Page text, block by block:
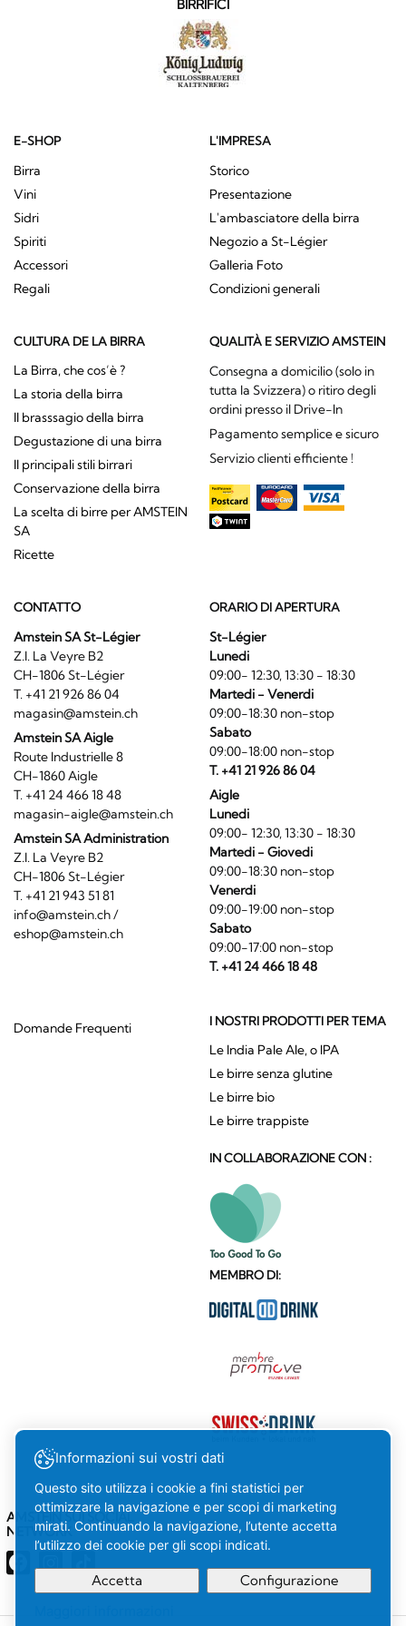
BIRRIFICI
E-SHOP
Birra
Vini
Sidri
Spiriti
Accessori
Regali
L'IMPRESA
Storico
Presentazione
L'ambasciatore della birra
Negozio a St-Légier
Galleria Foto
Condizioni generali
CULTURA DE LA BIRRA
La Birra, che cos’è ?
La storia della birra
Il brasssagio della birra
Degustazione di una birra
Il principali stili birrari
Conservazione della birra
La scelta di birre per AMSTEIN
SA
Ricette
QUALITÀ E SERVIZIO AMSTEIN
Consegna a domicilio (solo in
tutta la Svizzera) o ritiro degli
ordini presso il Drive-In
Pagamento semplice e sicuro
Servizio clienti efficiente !
CONTATTO
Amstein SA St-Légier
Z.I. La Veyre B2
CH-1806 St-Légier
T. +41 21 926 86 04
magasin@amstein.ch
Amstein SA Aigle
Route Industrielle 8
CH-1860 Aigle
T. +41 24 466 18 48
magasin-aigle@amstein.ch
Amstein SA Administration
Z.I. La Veyre B2
CH-1806 St-Légier
T. +41 21 943 51 81
info@amstein.ch/
eshop@amstein.ch
ORARIO DI APERTURA
St-Légier
Lunedi
09:00- 12:30, 13:30 - 18:30
Martedi - Venerdi
09:00-18:30 non-stop
Sabato
09:00-18:00 non-stop
T. +41 21 926 86 04
Aigle
Lunedi
09:00- 12:30, 13:30 - 18:30
Martedi - Giovedi
09:00-18:30 non-stop
Venerdi
09:00-19:00 non-stop
Sabato
09:00-17:00 non-stop
T. +41 24 466 18 48
Domande Frequenti I NOSTRI PRODOTTI PER TEMA
Le India Pale Ale, o IPA
Le birre senza glutine
Le birre bio
Le birre trappiste
IN COLLABORAZIONE CON :
MEMBRO DI:
AMSTEIN SUI SOCIAL
NETWORK
Informazioni sui vostri dati
Questo sito utilizza i cookie a fini statistici per
ottimizzare la navigazione e per scopi di marketing
mirati. Continuando la navigazione, l’utente accetta
l’utilizzo dei cookie per gli scopi indicati.
Accetta Configurazione